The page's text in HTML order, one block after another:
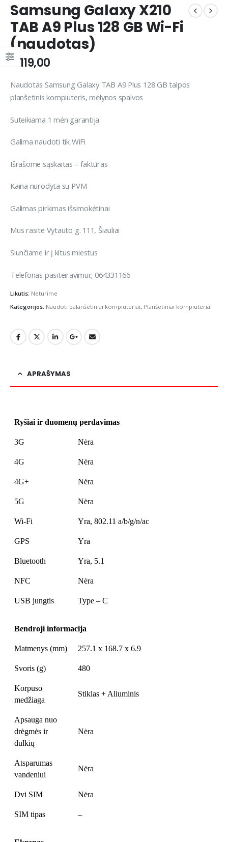
Samsung Galaxy X210
TAB A9 Plus 128 GB Wi-Fi
(naudotas)
€ 119,00
Naudotas Samsung Galaxy TAB A9 Plus 128 GB talpos
planšetinis kompiuteris, mėlynos spalvos
Suteikiama 1 mėn garantija
Galima naudoti tik WiFi
Išrašome sąskaitas – faktūras
Kaina nurodyta su PVM
Galimas pirkimas išsimokėtinai
Mus rasite Vytauto g. 111, Šiauliai
Siunčiame ir į kitus miestus
Telefonas pasiteiravimui:; 064331166
Likutis: Neturime
Kategorijos: Naudoti palanšetiniai kompiuteriai, Planšetiniai kompiuteriai
APRAŠYMAS
Ryšiai ir duomenų perdavimas
3G Nėra
4G Nėra
4G+ Nėra
5G Nėra
Wi-Fi Yra, 802.11 a/b/g/n/ac
GPS Yra
Bluetooth Yra, 5.1
NFC Nėra
USB jungtis Type – C
Bendroji informacija
Matmenys (mm) 257.1 x 168.7 x 6.9
Svoris (g) 480
Korpuso
medžiaga
Stiklas + Aliuminis
Apsauga nuo
drėgmės ir
dulkių
Nėra
Atsparumas
vandeniui
Nėra
Dvi SIM Nėra
SIM tipas –